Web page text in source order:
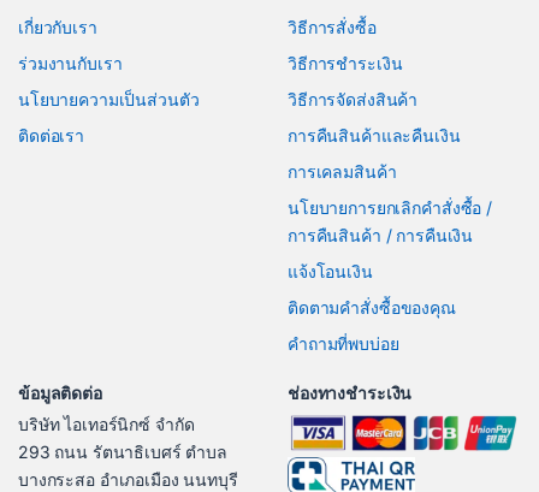
เกี่ยวกับเรา
ร่วมงานกับเรา
นโยบายความเป็นส่วนตัว
ติดต่อเรา
วิธีการสั่งซื้อ
วิธีการชำระเงิน
วิธีการจัดส่งสินค้า
การคืนสินค้าและคืนเงิน
การเคลมสินค้า
นโยบายการยกเลิกคำสั่งซื้อ /
การคืนสินค้า / การคืนเงิน
แจ้งโอนเงิน
ติดตามคำสั่งซื้อของคุณ
คำถามที่พบบ่อย
ข้อมูลติดต่อ
บริษัท ไอเทอร์นิกซ์ จำกัด
293 ถนน รัตนาธิเบศร์ ตำบล
บางกระสอ อำเภอเมือง นนทบุรี
ช่องทางชำระเงิน